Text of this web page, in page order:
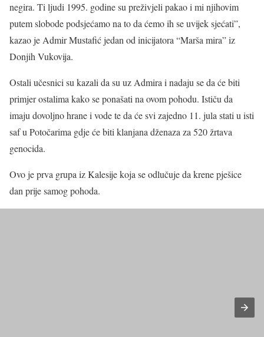
negira. Ti ljudi 1995. godine su preživjeli pakao i mi njihovim
putem slobode podsjećamo na to da ćemo ih se uvijek sjećati”,
kazao je Admir Mustafić jedan od inicijatora “Marša mira” iz
Donjih Vukovija.
Ostali učesnici su kazali da su uz Admira i nadaju se da će biti
primjer ostalima kako se ponašati na ovom pohodu. Ističu da
imaju dovoljno hrane i vode te da će svi zajedno 11. jula stati u isti
saf u Potočarima gdje će biti klanjana dženaza za 520 žrtava
genocida.
Ovo je prva grupa iz Kalesije koja se odlučuje da krene pješice
dan prije samog pohoda.